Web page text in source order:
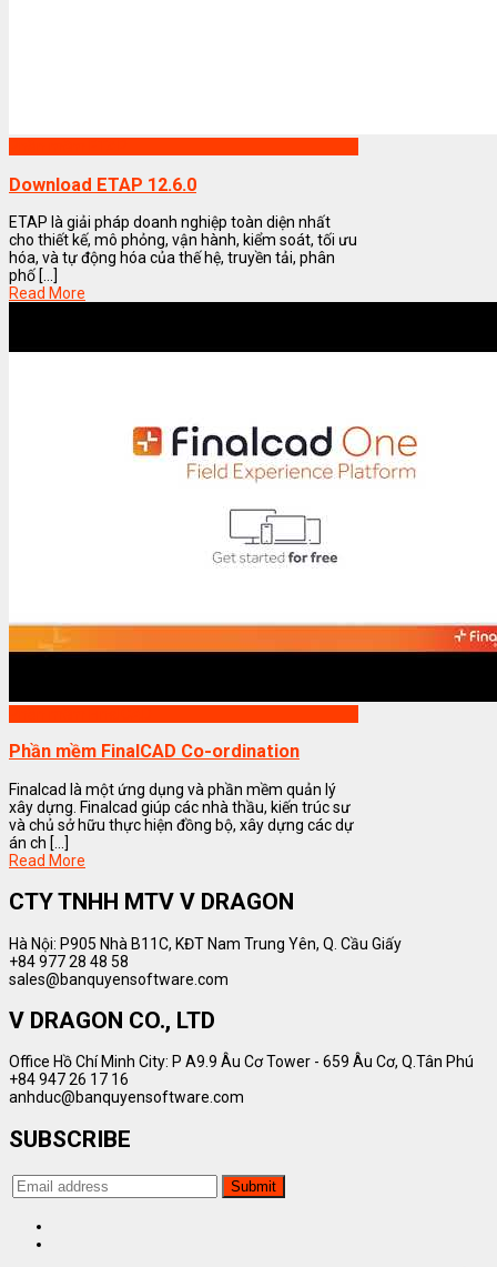
Download ETAP 12.6.0
ETAP là giải pháp doanh nghiệp toàn diện nhất
cho thiết kế, mô phỏng, vận hành, kiểm soát, tối ưu
hóa, và tự động hóa của thế hệ, truyền tải, phân
phố [...]
Read More
Phần mềm FinalCAD Co-ordination
Finalcad là một ứng dụng và phần mềm quản lý
xây dựng. Finalcad giúp các nhà thầu, kiến trúc sư
và chủ sở hữu thực hiện đồng bộ, xây dựng các dự
án ch [...]
Read More
CTY TNHH MTV V DRAGON
Hà Nội: P905 Nhà B11C, KĐT Nam Trung Yên, Q. Cầu Giấy
+84 977 28 48 58
sales@banquyensoftware.com
V DRAGON CO., LTD
Office Hồ Chí Minh City: P A9.9 Âu Cơ Tower - 659 Âu Cơ, Q.Tân Phú
+84 947 26 17 16
anhduc@banquyensoftware.com
SUBSCRIBE